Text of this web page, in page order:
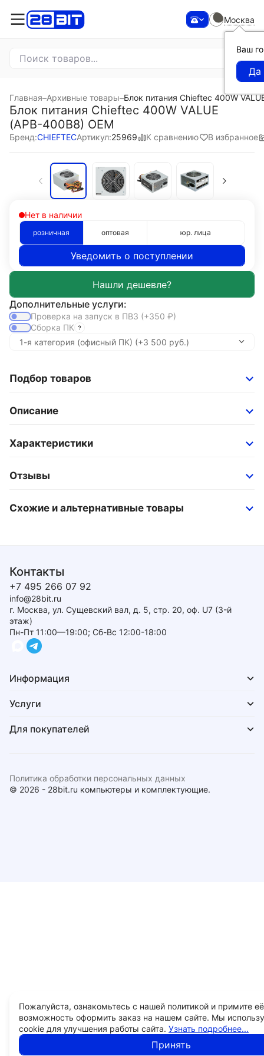
Москва
Ваш
Главная–Архивные товары–Блок питания Chieftec 400W
Блок питания Chieftec 400W VALUE
(APB-400B8) OEM
Бренд:CHIEFTECАртикул:25969 К сравнению В избранное
Нет в наличии
розничная оптовая юр. лица
Уведомить о поступлении
Дополнительные услуги:
Проверка на запуск в ПВЗ (+350 ₽)
Сборка ПК
Подбор товаров
Описание
Характеристики
Отзывы
Схожие и альтернативные товары
Контакты
+7 495 266 07 92
info@28bit.ru
г. Москва, ул. Сущевский вал, д. 5, стр. 20, оф. U7 (3-й
этаж)
Пн-Пт 11:00—19:00; Сб-Вс 12:00-18:00
Информация
Услуги
Для покупателей
© 2026 - 28bit.ru компьютеры и комплектующие.
Политика обработки персональных данных
Пожалуйста, ознакомьтесь с нашей политикой и примите
возможность оформить заказ на нашем сайте. Мы
cookie для улучшения работы сайта. Узнать подробнее...
Принять